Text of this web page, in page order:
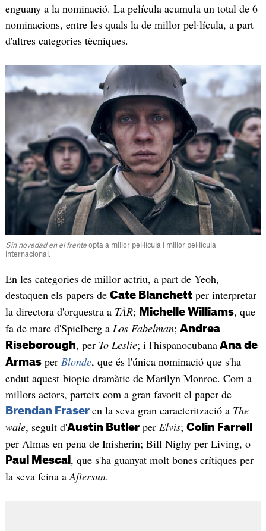
enguany a la nominació. La película acumula un total de 6
nominacions, entre les quals la de millor pel·lícula, a part
d'altres categories tècniques.
Sin novedad en el frenteopta a millor pel·lícula i millor pel·lícula
internacional.
En les categories de millor actriu, a part de Yeoh,
destaquen els papers de Cate Blanchettper interpretar
la directora d'orquestra a TÁR; Michelle Williams, que
fa de mare d'Spielberg a Los Fabelman; Andrea
Riseborough, perTo Leslie; i l'hispanocubanaAna de
Armasper Blonde, que és l'única nominació que s'ha
endut aquest biopic dramàtic de Marilyn Monroe. Com a
millors actors, parteix com a gran favorit el paper de
Brendan Fraser en la seva gran caracterització a The
wale, seguit d'Austin Butlerper Elvis; Colin Farrell
per Almas en pena de Inisherin; Bill Nighy per Living, o
Paul Mescal , que s'ha guanyat molt bones crítiques per
la seva feina aAftersun.